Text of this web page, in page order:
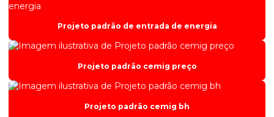
Projeto padrão de entrada de energia
Projeto padrão cemig preço
Projeto padrão cemig bh